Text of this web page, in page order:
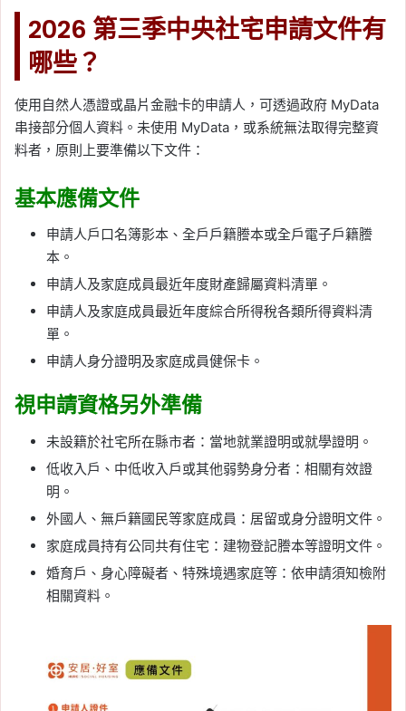
2026 第三季中央社宅申請文件有
哪些？
使用自然人憑證或晶片金融卡的申請人，可透過政府 MyData
串接部分個人資料。未使用 MyData，或系統無法取得完整資
料者，原則上要準備以下文件：
基本應備文件
申請人戶口名簿影本、全戶戶籍謄本或全戶電子戶籍謄
本。
申請人及家庭成員最近年度財產歸屬資料清單。
申請人及家庭成員最近年度綜合所得稅各類所得資料清
單。
申請人身分證明及家庭成員健保卡。
視申請資格另外準備
未設籍於社宅所在縣市者：當地就業證明或就學證明。
低收入戶、中低收入戶或其他弱勢身分者：相關有效證
明。
外國人、無戶籍國民等家庭成員：居留或身分證明文件。
家庭成員持有公同共有住宅：建物登記謄本等證明文件。
婚育戶、身心障礙者、特殊境遇家庭等：依申請須知檢附
相關資料。